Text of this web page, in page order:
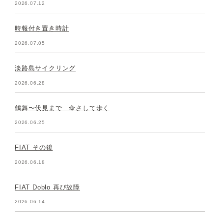
2026.07.12
時報付き置き時計
2026.07.05
淡路島サイクリング
2026.06.28
鶴舞〜伏見まで 傘さして歩く
2026.06.25
FIAT その後
2026.06.18
FIAT Doblo 再び故障
2026.06.14